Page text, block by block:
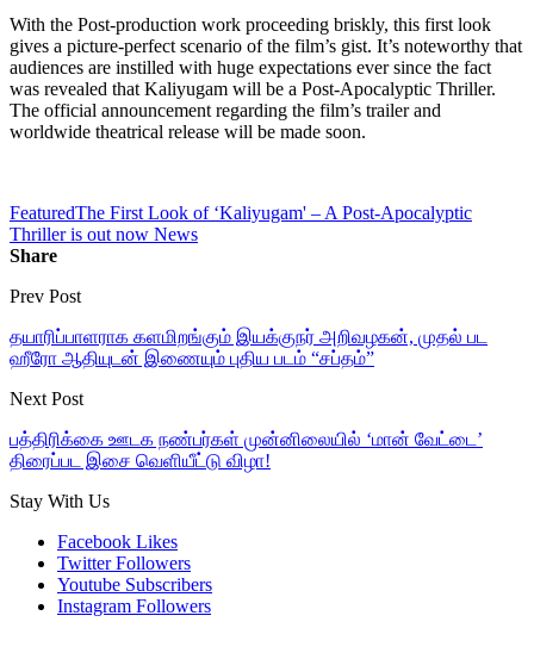
With the Post-production work proceeding briskly, this first look
gives a picture-perfect scenario of the film’s gist. It’s noteworthy that
audiences are instilled with huge expectations ever since the fact
was revealed that Kaliyugam will be a Post-Apocalyptic Thriller.
The official announcement regarding the film’s trailer and
worldwide theatrical release will be made soon.
FeaturedThe First Look of ‘Kaliyugam' – A Post-Apocalyptic
Thriller is out now News
Share
Prev Post
தயாரிப்பாளராக களமிறங்கும் இயக்குநர் அறிவழகன், முதல் பட
ஹீரோ ஆதியுடன் இணையும் புதிய படம் “சப்தம்”
Next Post
பத்திரிக்கை ஊடக நண்பர்கள் முன்னிலையில் ‘மான் வேட்டை’
திரைப்பட இசை வெளியீட்டு விழா!
Stay With Us
Facebook Likes
Twitter Followers
Youtube Subscribers
Instagram Followers